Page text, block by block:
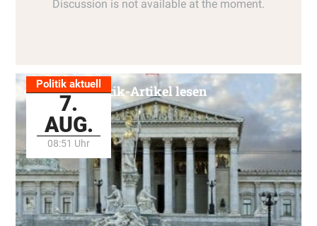
Politik aktuell
7.
AUG.
08:51 Uhr
Alle Politik-Artikel lesen